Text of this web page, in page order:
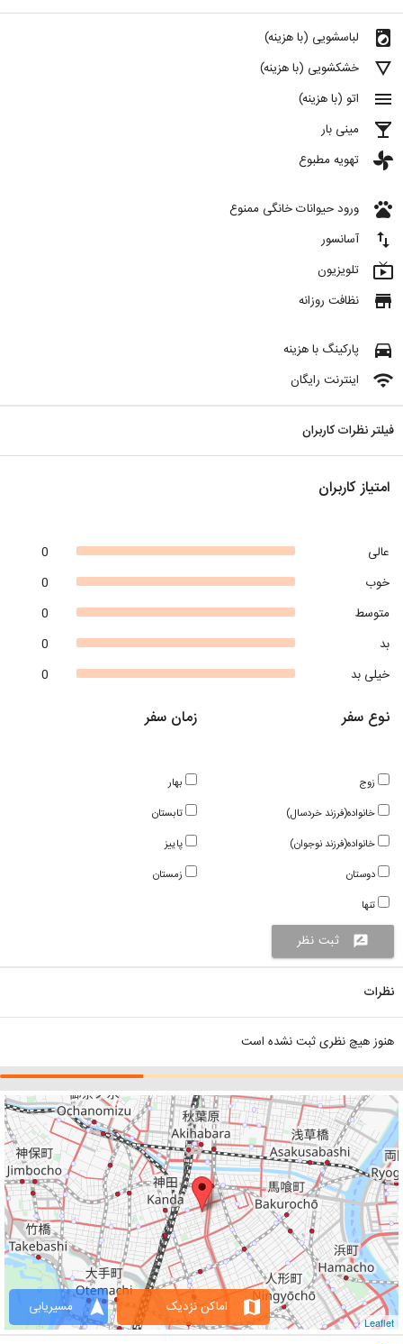
local_laundry_service لباسشویی (با هزینه)
details خشکشویی (با هزینه)
menu اتو (با هزینه)
local_bar مینی بار
toys تهویه مطبوع
pets ورود حیوانات خانگی ممنوع
import_export آسانسور
live_tv تلویزیون
store نظافت روزانه
directions_car پارکینگ با هزینه
wifi اینترنت رایگان
فیلتر نظرات کاربران
امتیاز کاربران
0
عالی
0
خوب
0
متوسط
0
بد
0
خیلی بد
زمان سفر
بهار
تابستان
پاییز
زمستان
نوع سفر
زوج
خانواده(فرزند خردسال)
خانواده(فرزند نوجوان)
دوستان
تنها
rate_review ثبت نظر
نظرات
هنوز هیچ نظری ثبت نشده است
Leaflet
navigation مسیریابی map اماکن نزدیک